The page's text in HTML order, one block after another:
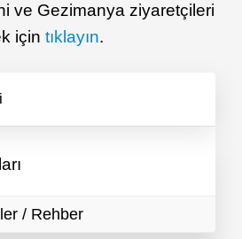
ve Gezimanya ziyaretçileri
için tıklayın.
/ Rehber